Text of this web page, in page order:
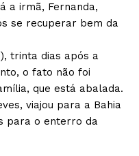
a irmã, Fernanda,
se recuperar bem da
trinta dias após a
o fato não foi
que está abalada.
viajou para a Bahia
para o enterro da